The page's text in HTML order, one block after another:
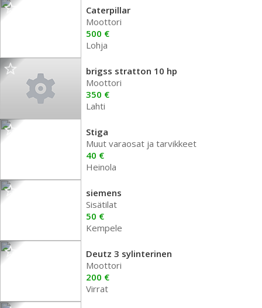
Caterpillar
Moottori
500 €
Lohja
brigss stratton 10 hp
Moottori
350 €
Lahti
Stiga
Muut varaosat ja tarvikkeet
40 €
Heinola
siemens
Sisätilat
50 €
Kempele
Deutz 3 sylinterinen
Moottori
200 €
Virrat